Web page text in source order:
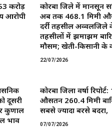
करोड़
आरोपी
कोरबा जिले में मानसून
अब तक 468.1 मिमी
दर्री तहसील अव्वलजिले
तहसीलों में झमाझम
मौसम; खेती-किसानी के
22/07/2026
दूसरी
कुणाल
कोरबा जिला वर्षा
औसतन 260.4 मिमी
सबसे ज्यादा बरसे बदरा,
07/07/2026